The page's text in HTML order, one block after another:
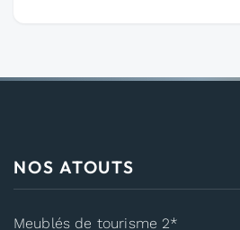
NOS ATOUTS
Meublés de tourisme 2*